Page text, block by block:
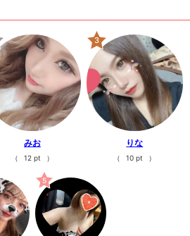
みお
（ 12 pt ）
3
りな
（ 10 pt ）
5